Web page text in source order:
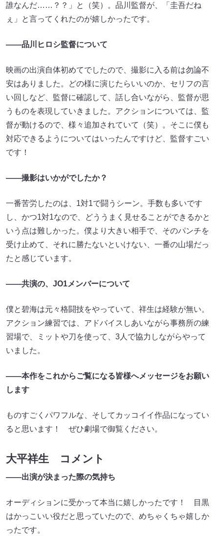
誰なんだ……？？」と（笑）。品川監督が、「圭吾だね
ぇ」と言ってくれたのが嬉しかったです。
――品川ヒロシ監督について
映画の出演自体初めてでしたので、撮影に入る前は勿論不
安はありました。どの様に演じたらいいのか、セリフの言
い回しなど、監督に確認して、話し合いながら、監督が思
うものを表現していきました。アクションについては、監
督が動けるので、様々追加されていて（笑）。そこに僕も
対応できるようについてはいったんですけど、監督すごい
です！
――撮影はいかがでしたか？
一番苦労したのは、1対1で闘うシーン。手数も多いです
し、かつ1対1なので、どううまく見せることができるかと
いう点は難しかった。僕より大きい相手で、そのパンチを
受け止めて、それに勝たないといけない、一番の山場だっ
たと感じています。
――共演の、JO1メンバーについて
僕と碧海は元々格闘技をやっていて、祥生は経験が無い。
アクション練習では、アドバイスしあいながら事務所の練
習場で、ミットや刀を使って、3人で協力しながらやって
いました。
――本作をこれからご覧になる皆様へメッセージをお願い
します
ものすごくパワフルな、そしてカッコイイ作品になってい
ると思います！ ぜひ劇場で御覧ください。
大平祥生 コメント
――出演が決まった際の気持ち
オーディションに受かって本当に嬉しかったです！ 目黒
はかっこいい役だと思っていたので、めちゃくちゃ嬉しか
ったです。